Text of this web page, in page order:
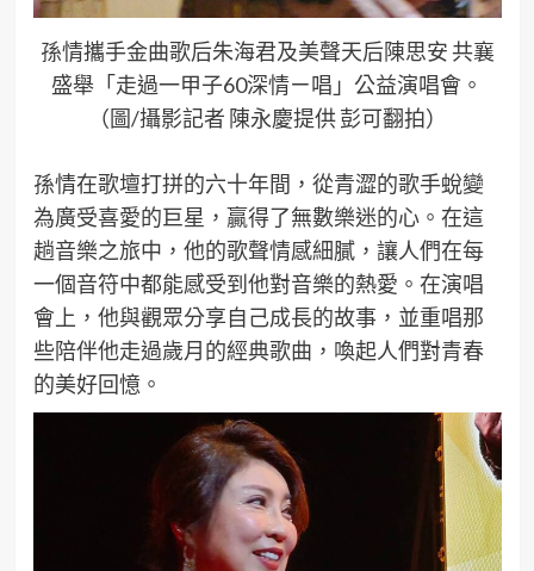
孫情攜手金曲歌后朱海君及美聲天后陳思安 共襄
盛舉「走過一甲子60深情ㄧ唱」公益演唱會。
（圖/攝影記者 陳永慶提供 彭可翻拍）
孫情在歌壇打拼的六十年間，從青澀的歌手蛻變
為廣受喜愛的巨星，贏得了無數樂迷的心。在這
趟音樂之旅中，他的歌聲情感細膩，讓人們在每
一個音符中都能感受到他對音樂的熱愛。在演唱
會上，他與觀眾分享自己成長的故事，並重唱那
些陪伴他走過歲月的經典歌曲，喚起人們對青春
的美好回憶。